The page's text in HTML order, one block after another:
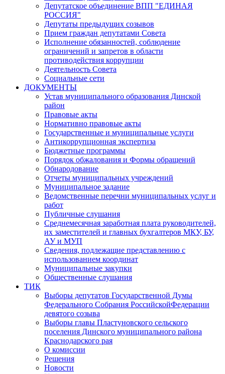
Депутатское объединение ВПП "ЕДИНАЯ
РОССИЯ"
Депутаты предыдущих созывов
Прием граждан депутатами Совета
Исполнение обязанностей, соблюдение
ограничений и запретов в области
противодействия коррупции
Деятельность Совета
Социальные сети
ДОКУМЕНТЫ
Устав муниципального образования Динской
район
Правовые акты
Нормативно правовые акты
Государственные и муниципальные услуги
Антикоррупционная экспертиза
Бюджетные программы
Порядок обжалования и Формы обращений
Обнародование
Отчеты муниципальных учреждений
Муниципальное задание
Ведомственные перечни муниципальных услуг и
работ
Публичные слушания
Среднемесячная заработная плата руководителей,
их заместителей и главных бухгалтеров МКУ, БУ,
АУ и МУП
Сведения, подлежащие представлению с
использованием координат
Муниципальные закупки
Общественные слушания
ТИК
Выборы депутатов Государственной Думы
Федерального Собрания РоссийскойФедерации
девятого созыва
Выборы главы Пластуновского сельского
поселения Динского муниципального района
Краснодарского рая
О комиссии
Решения
Новости